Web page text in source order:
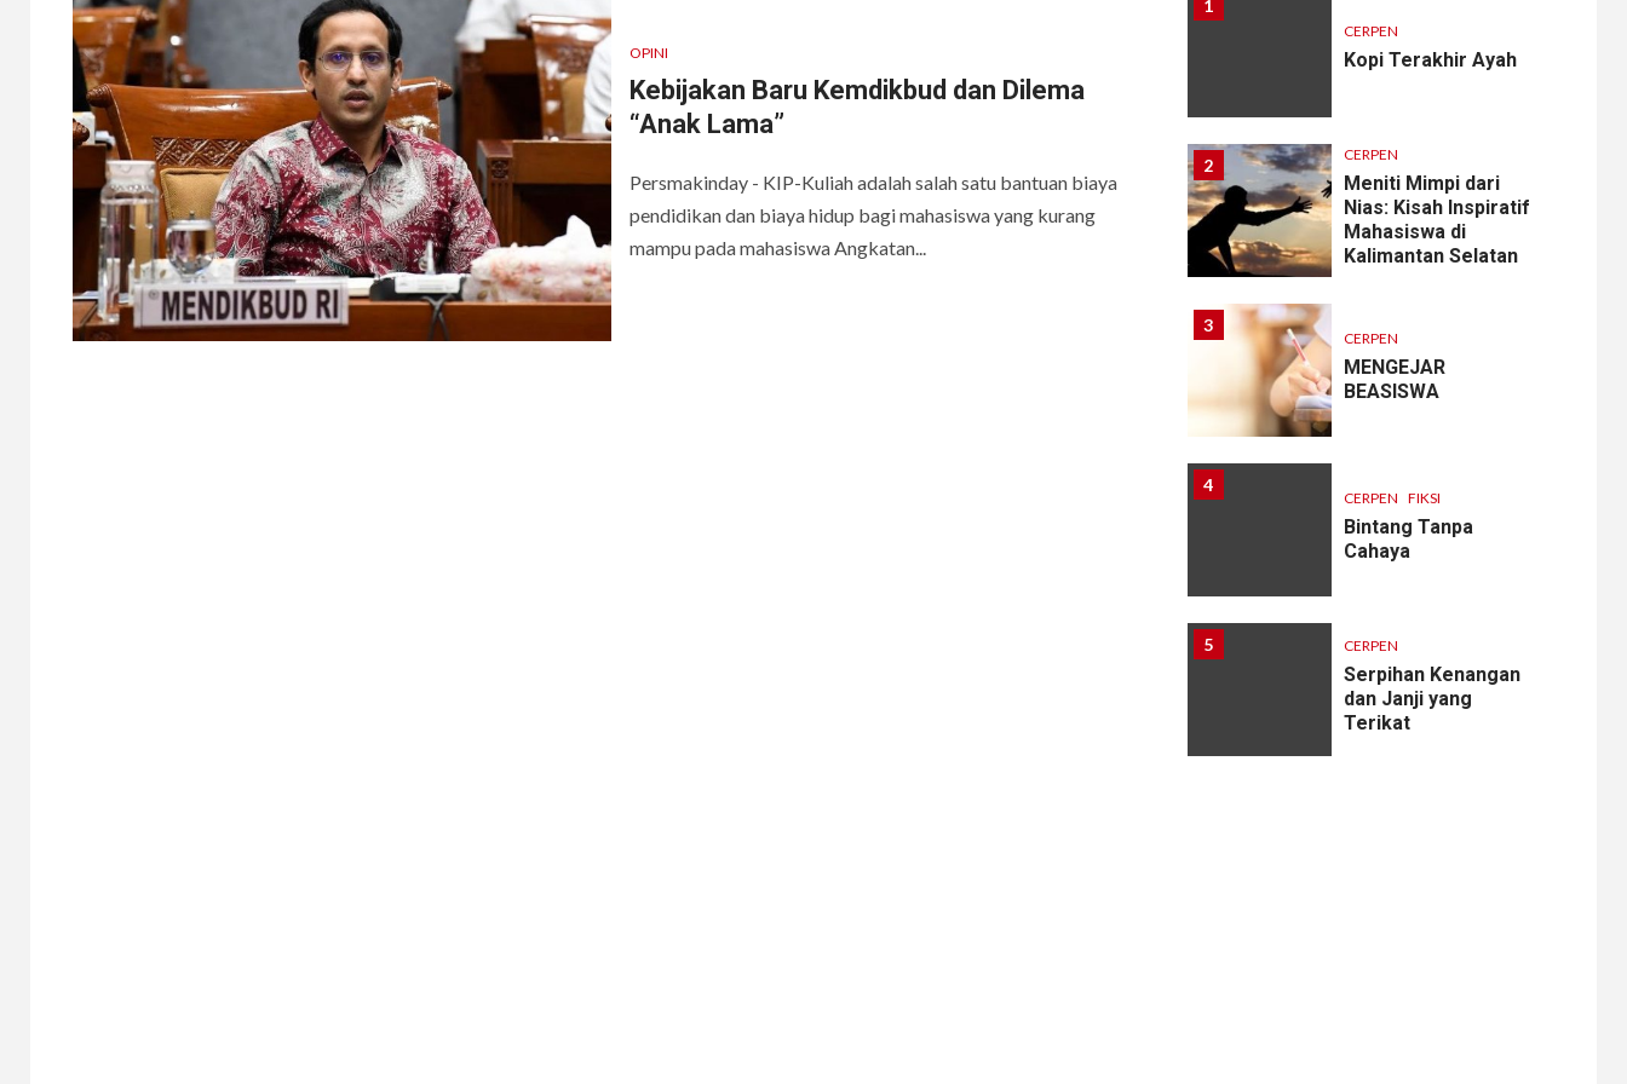
OPINI
Kebijakan Baru Kemdikbud dan Dilema
“Anak Lama”
Persmakinday - KIP-Kuliah adalah salah satu bantuan biaya
pendidikan dan biaya hidup bagi mahasiswa yang kurang
mampu pada mahasiswa Angkatan...
1
CERPEN
Kopi Terakhir Ayah
2 CERPEN
Meniti Mimpi dari
Nias: Kisah Inspiratif
Mahasiswa di
Kalimantan Selatan
3
CERPEN
MENGEJAR
BEASISWA
4
CERPEN FIKSI
Bintang Tanpa
Cahaya
5 CERPEN
Serpihan Kenangan
dan Janji yang
Terikat